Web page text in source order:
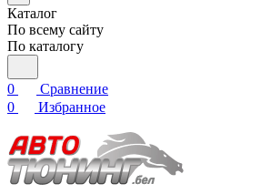
Каталог
По всему сайту
По каталогу
0
Сравнение
0
Избранное